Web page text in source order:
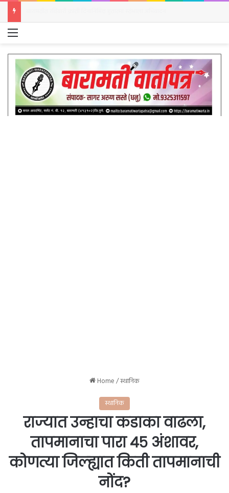
Menu
Home/स्थानिक
स्थानिक
राज्यात उन्हाचा कडाका वाढला,
तापमानाचा पारा ४५ अंशावर,
कोणत्या जिल्ह्यात किती तापमानाची
नोंद?